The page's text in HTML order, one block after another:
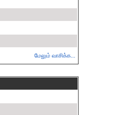
மேலும் வாசிக்க...